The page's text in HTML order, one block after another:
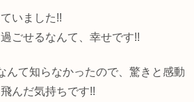
いました!!
ごせるなんて、幸せです!!
んて知らなかったので、驚きと感動
んだ気持ちです!!